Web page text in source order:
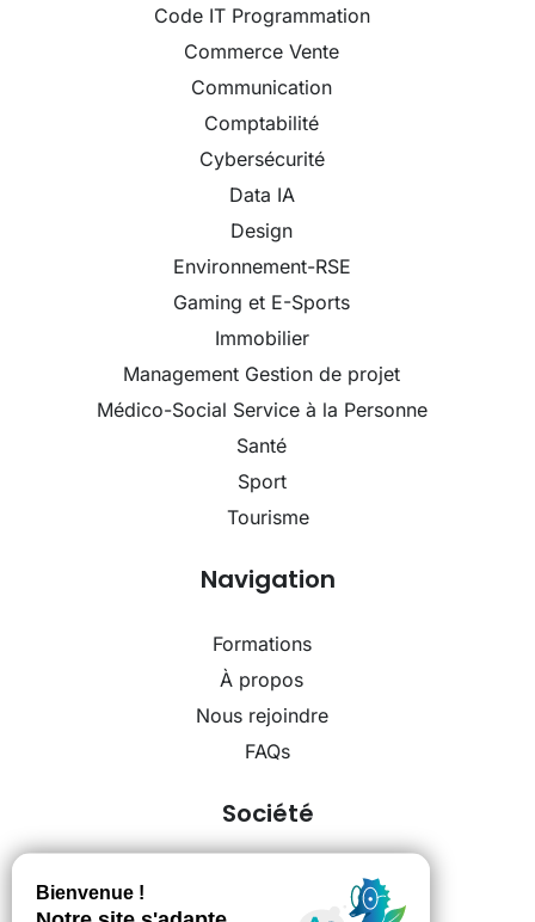
Code IT Programmation
Commerce Vente
Communication
Comptabilité
Cybersécurité
Data IA
Design
Environnement-RSE
Gaming et E-Sports
Immobilier
Management Gestion de projet
Médico-Social Service à la Personne
Santé
Sport
Tourisme
Navigation
Formations
À propos
Nous rejoindre
FAQs
Société
Politique de confidentialité